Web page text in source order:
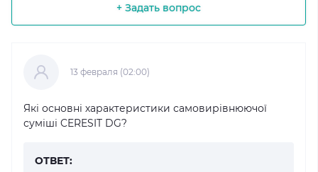
+ Задать вопрос
13 февраля (02:00)
Які основні характеристики самовирівнюючої
суміші CERESIT DG?
ОТВЕТ: